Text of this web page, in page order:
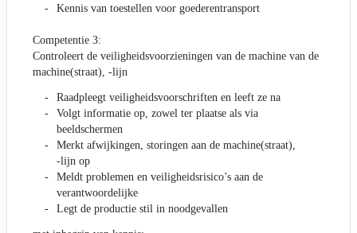
Kennis van toestellen voor goederentransport
Competentie 3:
Controleert de veiligheidsvoorzieningen van de machine van de
machine(straat), -lijn
Raadpleegt veiligheidsvoorschriften en leeft ze na
Volgt informatie op, zowel ter plaatse als via
beeldschermen
Merkt afwijkingen, storingen aan de machine(straat),
-lijn op
Meldt problemen en veiligheidsrisico’s aan de
verantwoordelijke
Legt de productie stil in noodgevallen